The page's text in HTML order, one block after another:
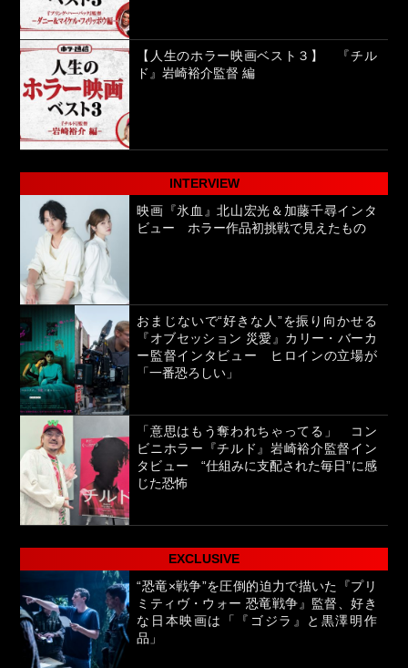
【人生のホラー映画ベスト３】 『チル
ド』岩崎裕介監督 編
INTERVIEW
映画『氷血』北山宏光＆加藤千尋インタ
ビュー ホラー作品初挑戦で見えたもの
おまじないで“好きな人”を振り向かせる
『オブセッション 災愛』カリー・バーカ
ー監督インタビュー ヒロインの立場が
「一番恐ろしい」
「意思はもう奪われちゃってる」 コン
ビニホラー『チルド』岩崎裕介監督イン
タビュー “仕組みに支配された毎日”に感
じた恐怖
EXCLUSIVE
“恐竜×戦争”を圧倒的迫力で描いた『プリ
ミティヴ・ウォー 恐竜戦争』監督、好き
な日本映画は「『ゴジラ』と黒澤明作
品」